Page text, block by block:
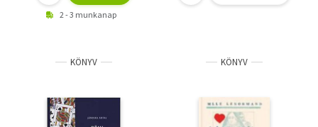
2 - 3 munkanap
KÖNYV KÖNYV